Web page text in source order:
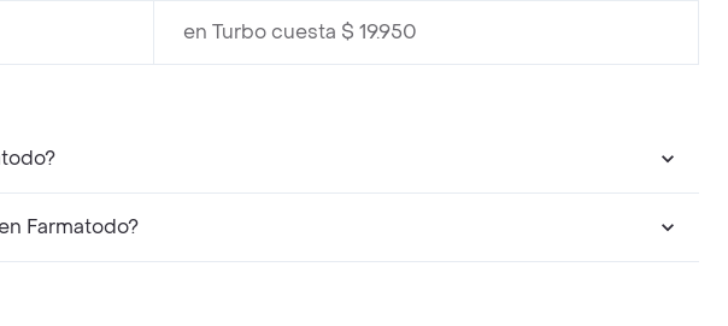
en Turbo cuesta $ 19.950
Farmatodo?